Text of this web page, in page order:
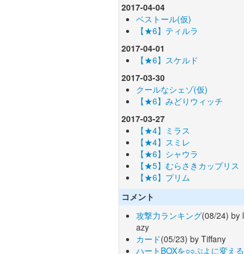
2017-04-04
ベストール(仮)
【★6】ティルラ
2017-04-01
【★6】スケルド
2017-03-30
クールなシェゾ(仮)
【★6】みどりウィッチ
2017-03-27
【★4】ミラス
【★4】スミレ
【★6】シャウラ
【★5】むらさきカップリス
【★6】プリム
コメント
攻撃力ランキング(08/24) by l
azy
カード(05/23) by Tiffany
ハートBOXを○○ぷよに変える